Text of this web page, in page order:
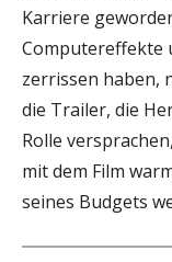
Karriere
Computereffekte
zerrissen haben,
die Trailer, die
Rolle
mit dem Film
seines Budgets